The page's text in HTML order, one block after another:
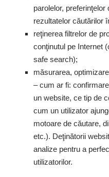
parolelor,
rezultatelor căutărilor
reţinerea filtrelor de
conţinutul pe Internet
safe search);
măsurarea,
– cum ar fi:
un website, ce tip de
cum un utilizator
motoare de căutare,
etc.). Deţinătorii
analize pentru a
utilizatorilor.